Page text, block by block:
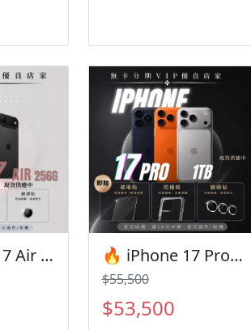
付款，
凡購
配件
貼 • 防
機注
問題都
：
日鑑賞
題，
並且
為原廠
機店家
有隨
停活
邊付款， 月付超輕鬆！
🎁 凡購買I17 | 贈送多
種配件 🎁 • 9H防撞保
護貼 • 防撞空壓殼 ‼️ 購
買手機注意事項 ‼️ • 有任
何問題都歡迎洽群官方
LINE：@kjg6280d • 七
日鑑賞期內，如商品有
問題，請盡速向我們告
知並且協助處理 • 全新品
為原廠保固一年，中古
機店家保固15天 • 店家
擁有隨時修改、變更、
暫停活動之權利
🔥 iPhone 17 Air 256G 有額度快速過件！ 🎯 想換新機？現在就是最佳時機！現貨當天審件當天過件即可以馬上寄出 🔥 iPhone 17 Pro 1TB正式開賣！ 有額度快速過件🎯 想換新機？現在就是最佳時機！現貨當天審件當天過件即可以馬上寄出
$55,500
$53,500